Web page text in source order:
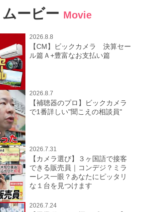
ムービー Movie
2026.8.8
【CM】ビックカメラ 決算セー
ル篇Ａ+豊富なお支払い篇
2026.8.7
【補聴器のプロ】ビックカメラ
で1番詳しい"聞こえの相談員"
2026.7.31
【カメラ選び】３ヶ国語で接客
できる販売員｜コンデジ？ミラ
ーレス一眼？あなたにピッタリ
な１台を見つけます
2026.7.24